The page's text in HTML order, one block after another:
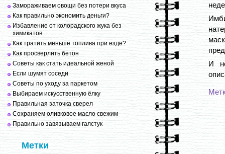
Замораживаем овощи без потери вкуса
Как правильно экономить деньги?
Избавление от колорадского жука без
химикатов
Как тратить меньше топлива при езде?
Как просверлить бетон
Советы как стать идеальной женой
Если шумят соседи
Советы по уходу за паркетом
Выбираем искусственную ёлку
Правильная заточка сверел
Сохраняем оливковое масло свежим
Правильно завязываем галстук
Метки
И